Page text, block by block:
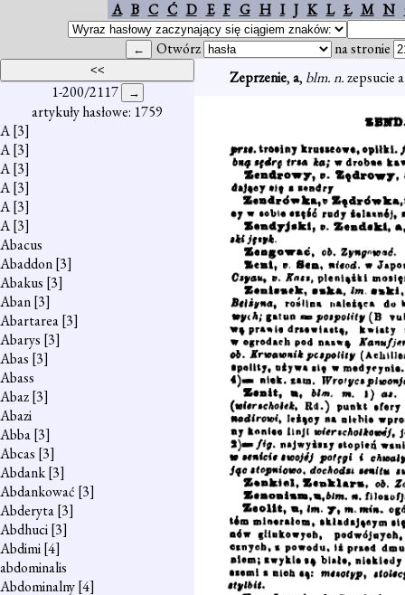
A B C Ć D E F G H I J K L Ł M N
Otwórz na stronie
1-200/2117
artykuły hasłowe: 1759
A[3]
A[3]
A[3]
A[3]
A[3]
A[3]
Abacus
Abaddon[3]
Abakus [3]
Aban[3]
Abartarea[3]
Abarys [3]
Abas [3]
Abass
Abaz[3]
Abazi
Abba[3]
Abcas [3]
Abdank[3]
Abdankować [3]
Abderyta[3]
Abdhuci[3]
Abdimi[4]
abdominalis
Abdominalny[4]
Zeprzenie,a, blm. n.zepsucie